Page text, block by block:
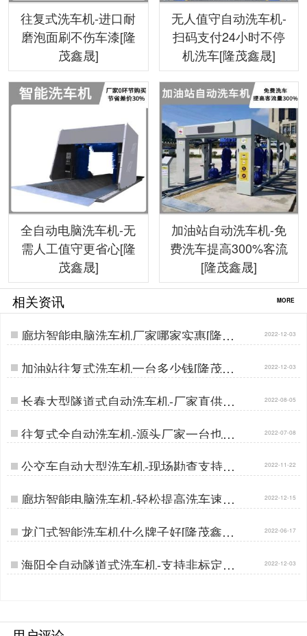
往复式洗车机-进口耐
磨泡面刷不伤车漆[隆
茂鑫晟]
无人值守自动洗车机-
扫码支付24小时不停
机洗车[隆茂鑫晟]
全自动电脑洗车机-无
需人工值守更省心[隆
茂鑫晟]
加油站自动洗车机-免
费洗车提高300%客流
[隆茂鑫晟]
相关资讯 MORE
廊坊智能电脑洗车机厂家哪家实惠[隆茂
鑫晟]…
2022-12-03
加油站往复式洗车机一台多少钱[隆茂鑫
晟]…
2022-12-03
长春大型隧道式自动洗车机-厂家直供批
发价[隆茂鑫晟]…
2022-08-05
往复式全自动洗车机-源头厂家一台也批
发[隆茂鑫晟]…
2022-07-08
公交车自动大型洗车机-现场勘查支持定
做[隆茂鑫晟]…
2022-11-22
廊坊智能电脑洗车机-轻松提高洗车速度
[隆茂鑫晟]…
2022-12-15
龙门式智能洗车机什么牌子好[隆茂鑫晟]
…
2022-06-17
海阳全自动隧道式洗车机-支持非标定制
生产[隆茂鑫晟]…
2022-12-03